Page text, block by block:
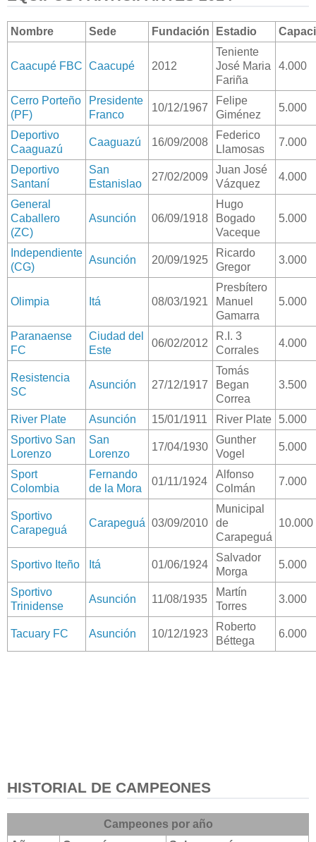
Nombre Sede Fundación Estadio
Caacupé FBC Caacupé 2012
Teniente
José Maria
Fariña
4.000
Cerro Porteño
(PF)
Presidente
Franco
10/12/1967
Felipe
Giménez
5.000
Deportivo
Caaguazú
Caaguazú 16/09/2008
Federico
Llamosas
7.000
Deportivo
Santaní
San
Estanislao
27/02/2009
Juan José
Vázquez
4.000
General
Caballero
(ZC)
Asunción 06/09/1918
Hugo
Bogado
Vaceque
5.000
Independiente
(CG)
Asunción 20/09/1925
Ricardo
Gregor
3.000
Olimpia Itá 08/03/1921
Presbítero
Manuel
Gamarra
5.000
Paranaense
FC
Ciudad del
Este
06/02/2012
R.I. 3
Corrales
4.000
Resistencia
SC
Asunción 27/12/1917
Tomás
Began
Correa
3.500
River Plate Asunción 15/01/1911 River Plate
5.000
Sportivo San
Lorenzo
San
Lorenzo
17/04/1930
Gunther
Vogel
5.000
Sport
Colombia
Fernando
de la Mora
01/11/1924
Alfonso
Colmán
7.000
Sportivo
Carapeguá
Carapeguá 03/09/2010
Municipal
de
Carapeguá
10.000
Sportivo Iteño Itá 01/06/1924
Salvador
Morga
5.000
Sportivo
Trinidense
Asunción 11/08/1935
Martín
Torres
3.000
Tacuary FC Asunción 10/12/1923
Roberto
Béttega
6.000
HISTORIAL DE CAMPEONES
Campeones por año